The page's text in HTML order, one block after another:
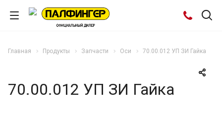
Главная Продукты Запчасти Оси 70.00.012 УП ЗИ Гайка
70.00.012 УП ЗИ Гайка